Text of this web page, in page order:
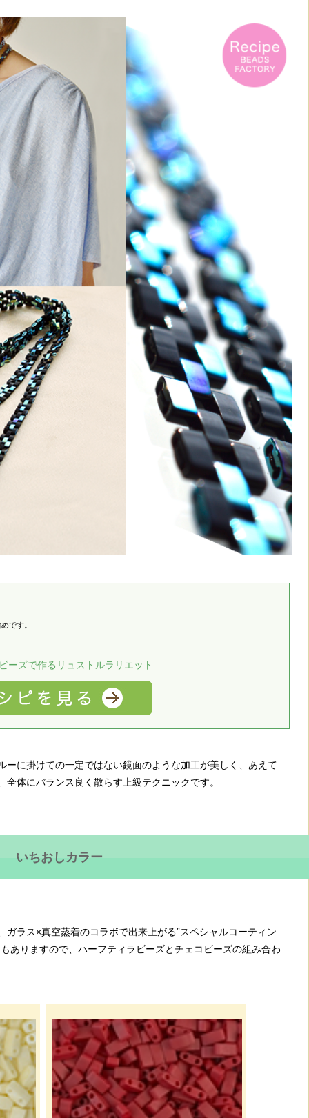
です。
ーズで作るリュストルラリエット
ーに掛けての一定ではない鏡面のような加工が美しく、あえて
体にバランス良く散らす上級テクニックです。
いちおしカラー
ラス×真空蒸着のコラボで出来上がる”スペシャルコーティン
ありますので、ハーフティラビーズとチェコビーズの組み合わ